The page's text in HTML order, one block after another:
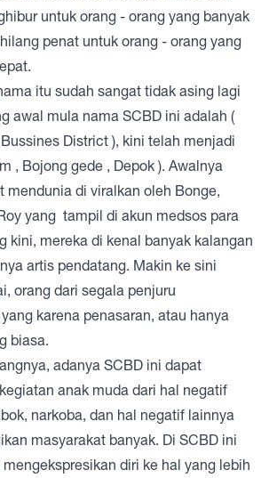
untuk orang - orang yang banyak
penat untuk orang - orang yang
itu sudah sangat tidak asing lagi
awal mula nama SCBD ini adalah (
District ), kini telah menjadi
, Bojong gede , Depok ). Awalnya
mendunia di viralkan oleh Bonge,
yang tampil di akun medsos para
kini, mereka di kenal banyak kalangan
artis pendatang. Makin ke sini
orang dari segala penjuru
karena penasaran, atau hanya
biasa.
adanya SCBD ini dapat
anak muda dari hal negatif
narkoba, dan hal negatif lainnya
masyarakat banyak. Di SCBD ini
diri ke hal yang lebih